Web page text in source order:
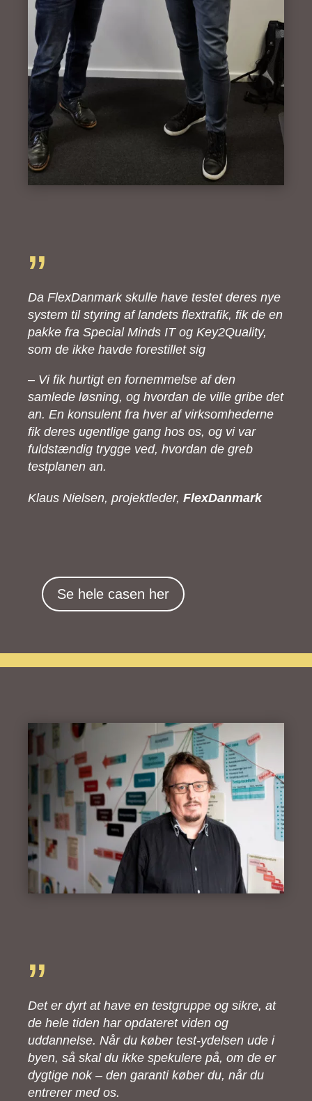
”
Da FlexDanmark skulle have testet deres nye
system til styring af landets flextrafik, fik de en
pakke fra Special Minds IT og Key2Quality,
som de ikke havde forestillet sig
– Vi fik hurtigt en fornemmelse af den
samlede løsning, og hvordan de ville gribe det
an. En konsulent fra hver af virksomhederne
fik deres ugentlige gang hos os, og vi var
fuldstændig trygge ved, hvordan de greb
testplanen an.
Klaus Nielsen, projektleder, FlexDanmark
Se hele casen her
”
Det er dyrt at have en testgruppe og sikre, at
de hele tiden har opdateret viden og
uddannelse. Når du køber test-ydelsen ude i
byen, så skal du ikke spekulere på, om de er
dygtige nok – den garanti køber du, når du
entrerer med os.